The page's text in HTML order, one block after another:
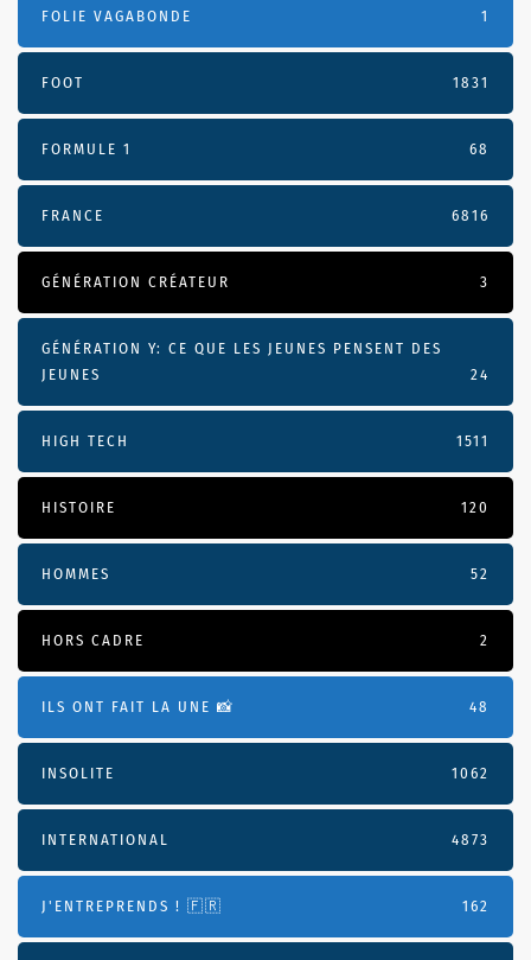
FOLIE VAGABONDE 1
FOOT 1831
FORMULE 1 68
FRANCE 6816
GÉNÉRATION CRÉATEUR 3
GÉNÉRATION Y: CE QUE LES JEUNES PENSENT DES
JEUNES
24
HIGH TECH 1511
HISTOIRE 120
HOMMES 52
HORS CADRE 2
ILS ONT FAIT LA UNE 📸 48
INSOLITE 1062
INTERNATIONAL 4873
J'ENTREPRENDS ! 🇫🇷 162